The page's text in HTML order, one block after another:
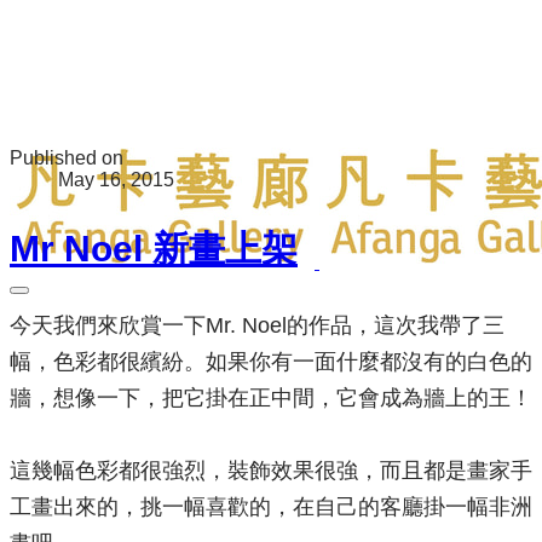
Published on
May 16, 2015
Mr Noel 新畫上架
今天我們來欣賞一下Mr. Noel的作品，這次我帶了三
幅，色彩都很繽紛。如果你有一面什麼都沒有的白色的
牆，想像一下，把它掛在正中間，它會成為牆上的王！
這幾幅色彩都很強烈，裝飾效果很強，而且都是畫家手
工畫出來的，挑一幅喜歡的，在自己的客廳掛一幅非洲